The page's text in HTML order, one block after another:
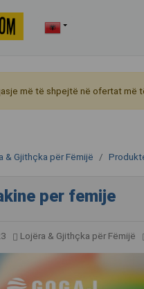
më të shpejtë në ofertat më
& Gjithçka për Fëmijë
per femije
Lojëra & Gjithçka për Fëmijë